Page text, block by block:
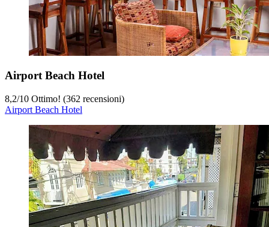
Airport Beach Hotel
8,2/10 Ottimo! (362 recensioni)
Airport Beach Hotel